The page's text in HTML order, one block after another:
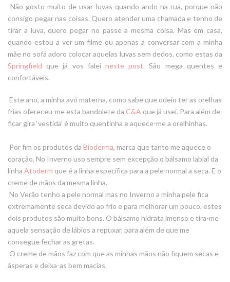
Não gosto muito de usar luvas quando ando na rua, porque não
consigo pegar nas coisas. Quero atender uma chamada e tenho de
tirar a luva, quero pegar no passe a mesma coisa. Mas em casa,
quando estou a ver um filme ou apenas a conversar com a minha
mãe no sofá adoro colocar aquelas luvas sem dedos, como estas da
Springfield que já vos faleineste post. São mega quentes e
confortáveis.
Este ano, a minha avó materna, como sabe que odeio ter as orelhas
frias ofereceu-me esta bandolete da C&A que já usei. Para além de
ficar gira ‘vestida’ é muito quentinha e aquece-me a orelhinhas.
Por fim os produtos da Bioderma, marca que tanto me aquece o
coração. No Inverno uso sempre sem excepção o bálsamo labial da
linha Atoderm que é a linha específica para a pele normal a seca. E o
creme de mãos da mesma linha.
No Verão tenho a pele normal mas no Inverno a minha pele fica
extremamente seca devido ao frio e para melhorar um pouco, estes
dois produtos são muito bons. O bálsamo hidrata imenso e tira-me
aquela sensação de lábios a repuxar, para além de que me
consegue fechar as gretas.
O creme de mãos faz com que as minhas mãos não fiquem secas e
ásperas e deixa-as bem macias.